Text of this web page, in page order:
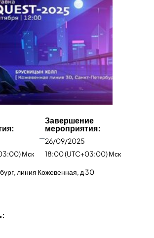
Мск
—
Завершение
мероприятия:
26/09/2025
18:00 (UTC+03:00) Мск
линия Кожевенная, д 30